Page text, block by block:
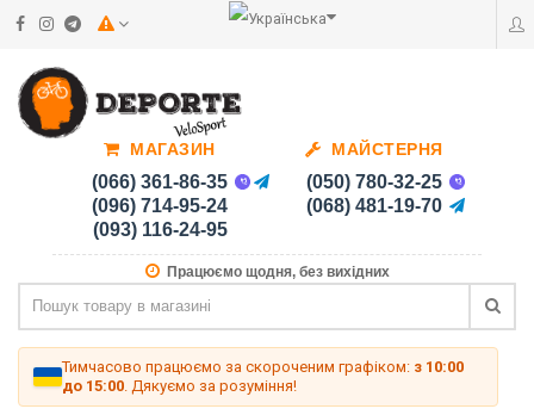
МАГАЗИН
(066) 361-86-35
(096) 714-95-24
(093) 116-24-95
МАЙСТЕРНЯ
(050) 780-32-25
(068) 481-19-70
Працюємо щодня, без вихідних
Тимчасово працюємо за скороченим графіком: з 10:00
до 15:00 . Дякуємо за розуміння!